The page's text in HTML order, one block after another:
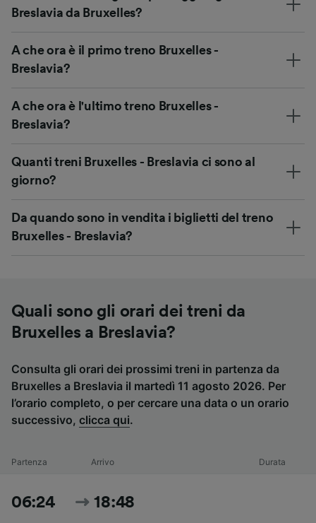
Breslavia da Bruxelles?
A che ora è il primo treno Bruxelles -
Breslavia?
A che ora è l'ultimo treno Bruxelles -
Breslavia?
Quanti treni Bruxelles - Breslavia ci sono al
giorno?
Da quando sono in vendita i biglietti del treno
Bruxelles - Breslavia?
Quali sono gli orari dei treni da
Bruxelles a Breslavia?
Consulta gli orari dei prossimi treni in partenza da
Bruxelles a Breslavia il martedì 11 agosto 2026. Per
l’orario completo, o per cercare una data o un orario
successivo, clicca qui.
Partenza Arrivo Durata
06:24 18:48